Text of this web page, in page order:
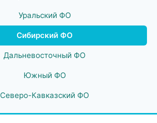
Уральский ФО
Сибирский ФО
Дальневосточный ФО
Южный ФО
Северо-Кавказский ФО